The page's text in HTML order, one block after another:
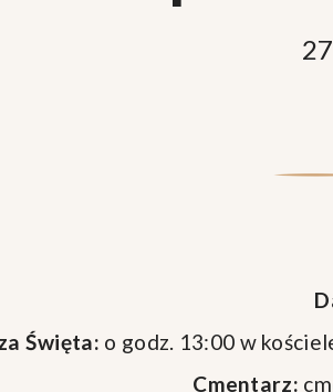
Święta: o godz. 13:00 w
Cmentarz: